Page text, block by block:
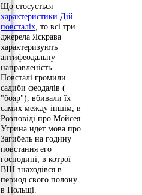
Що стосується
характеристики Дій
повсталіх , то всі три
джерела Яскрава
характеризують
антифеодальну
направленість.
Повсталі громили
садиби феодалів (
"бояр"), вбивали їх
самих между іншім, в
Розповіді про Мойсея
Угрина идет мова про
Загибель на годину
повстання его
господині, в котрої
ВІН знаходівся в
период свого полону
в Польщі.